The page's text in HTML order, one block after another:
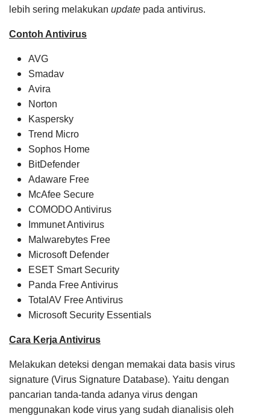
lebih sering melakukan update pada antivirus.
Contoh Antivirus
AVG
Smadav
Avira
Norton
Kaspersky
Trend Micro
Sophos Home
BitDefender
Adaware Free
McAfee Secure
COMODO Antivirus
Immunet Antivirus
Malwarebytes Free
Microsoft Defender
ESET Smart Security
Panda Free Antivirus
TotalAV Free Antivirus
Microsoft Security Essentials
Cara Kerja Antivirus
Melakukan deteksi dengan memakai data basis virus
signature (Virus Signature Database). Yaitu dengan
pancarian tanda-tanda adanya virus dengan
menggunakan kode virus yang sudah dianalisis oleh